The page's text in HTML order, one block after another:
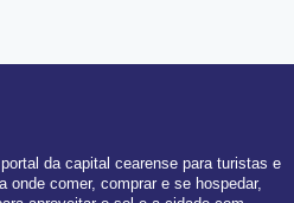
da capital cearense para turistas e
onde comer, comprar e se hospedar,